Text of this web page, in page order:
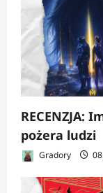
RECENZJA:
pożera ludzi
Gradory